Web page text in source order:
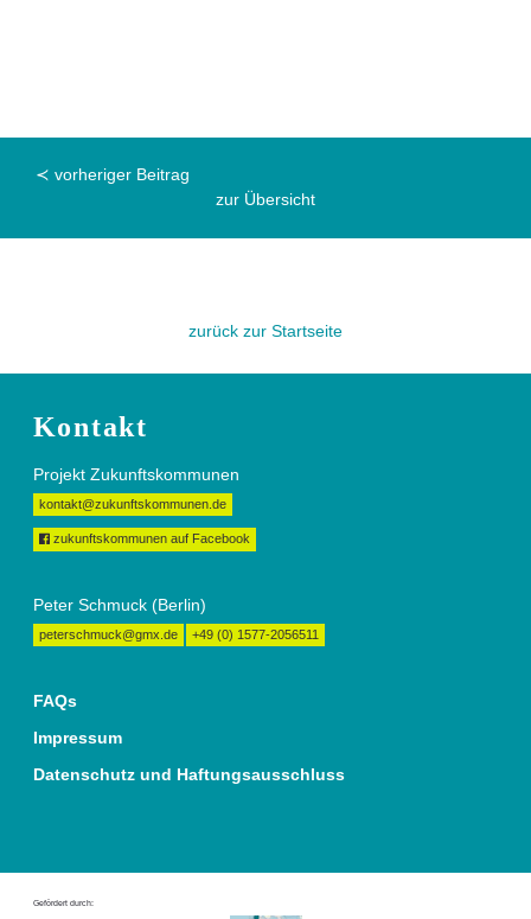
≺ vorheriger Beitrag
zur Übersicht
zurück zur Startseite
Kontakt
Projekt Zukunftskommunen
kontakt@zukunftskommunen.de
zukunftskommunen auf Facebook
Peter Schmuck (Berlin)
peterschmuck@gmx.de +49 (0) 1577-2056511
FAQs
Impressum
Datenschutz und Haftungsausschluss
Gefördert durch: